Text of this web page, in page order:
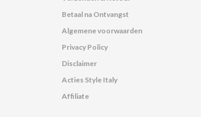
Betaal na Ontvangst
Algemene voorwaarden
Privacy Policy
Disclaimer
Acties Style Italy
Affiliate